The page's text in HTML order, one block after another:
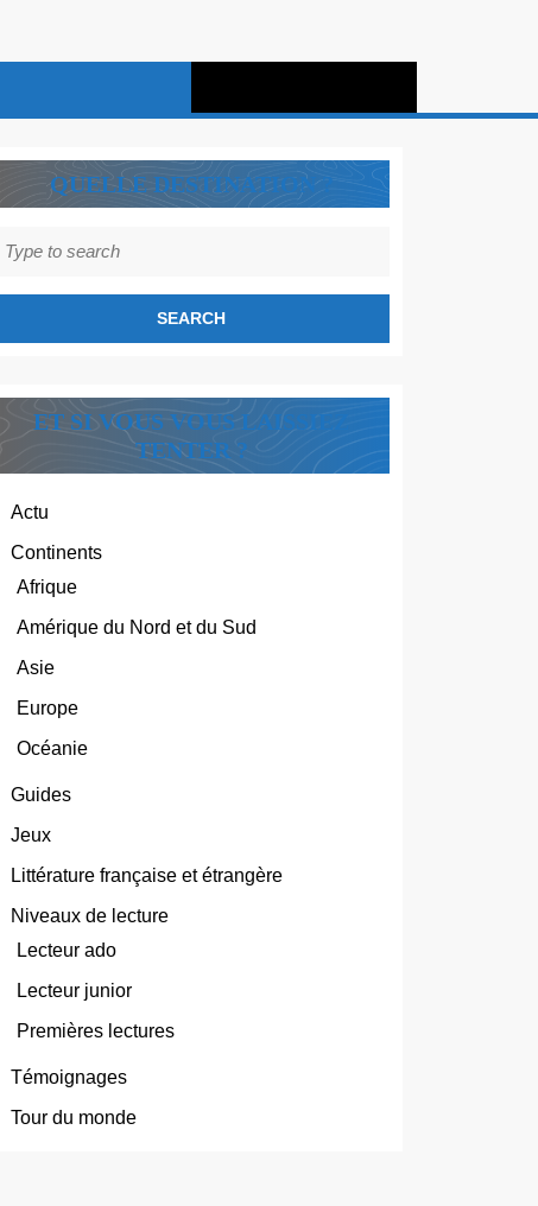
QUELLE DESTINATION ?
for:
ET SI VOUS VOUS LAISSIEZ
TENTER ?
Actu
Continents
Afrique
Amérique du Nord et du Sud
Asie
Europe
Océanie
Guides
Jeux
Littérature française et étrangère
Niveaux de lecture
Lecteur ado
Lecteur junior
Premières lectures
Témoignages
Tour du monde